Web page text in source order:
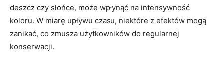
deszcz czy słońce, może wpłynąć na intensywność
koloru. W miarę upływu czasu, niektóre z efektów mogą
zanikać, co zmusza użytkowników do regularnej
konserwacji.